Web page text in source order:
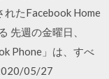
たFacebook Home
先週の金曜日、
Phone」は、すべ
05/27